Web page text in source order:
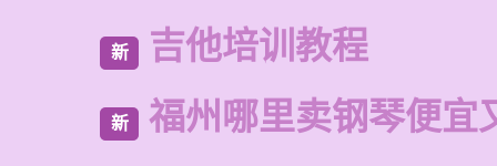
新 吉他培训教程
新 福州哪里卖钢琴便宜